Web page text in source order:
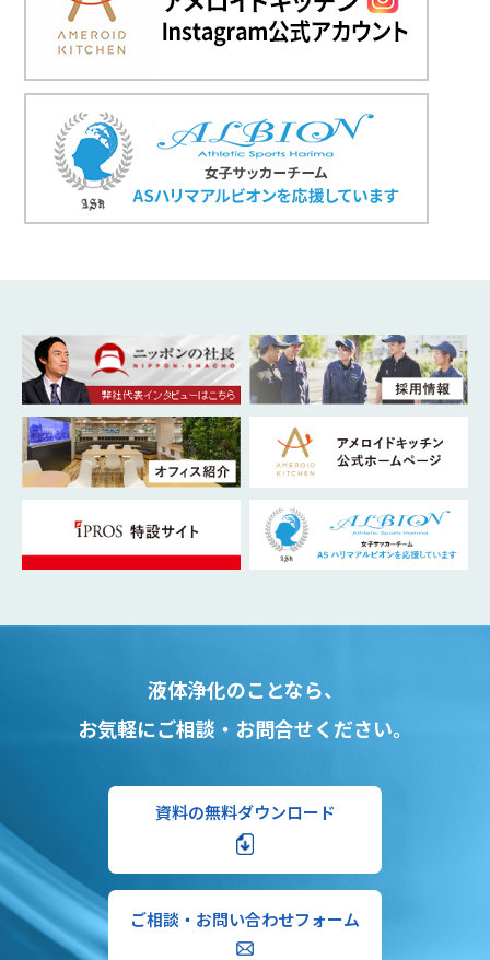
液体浄化のことなら、
お気軽にご相談・お問合せください。
資料の無料ダウンロード
ご相談・お問い合わせフォーム